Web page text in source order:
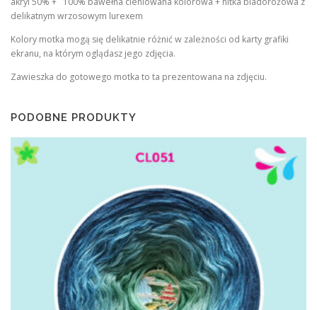
delikatnym wrzosowym lurexem
Kolory motka mogą się delikatnie różnić w zależności od karty grafiki
ekranu, na którym oglądasz jego zdjęcia.
Zawieszka do gotowego motka to ta prezentowana na zdjęciu.
PODOBNE PRODUKTY